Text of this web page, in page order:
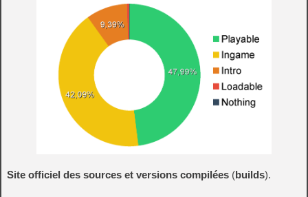
Site officiel des sources et versions compilées (builds).